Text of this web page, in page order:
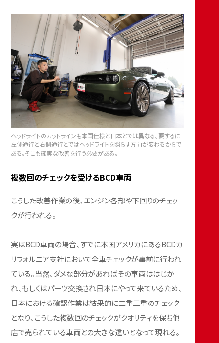
ヘッドライトのカットラインも本国仕様と日本とでは異なる。要するに
左側通行と右側通行とではヘッドライトを照らす方向が変わるからで
ある。そこも確実な改善を行う必要がある。
複数回のチェックを受けるBCD車両
こうした改善作業の後、エンジン各部や下回りのチェッ
クが行われる。
実はBCD車両の場合、すでに本国アメリカにあるBCDカ
リフォルニア支社において全車チェックが事前に行われ
ている。当然、ダメな部分があればその車両ははじか
れ、もしくはパーツ交換され日本にやって来ているため、
日本における確認作業は結果的に二重三重のチェック
となり、こうした複数回のチェックがクオリティを保ち他
店で売られている車両との大きな違いとなって現れる。